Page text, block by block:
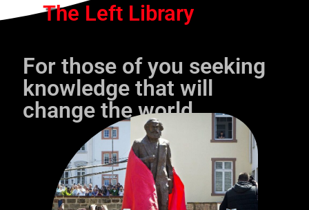
The Left Library
For those of you seeking
knowledge that will
change the world